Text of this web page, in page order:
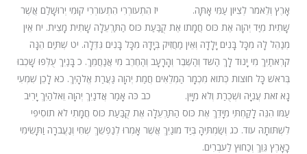
אָרֶץ וְלֵאמֹר לְצִיּוֹן עַמִּי אָתָּה. יז הִתְעוֹרְרִי הִתְעוֹרְרִי קוּמִי יְרוּשָׁלַ͏ִם אֲשֶׁר
שָׁתִית מִיַּד יְהוָה אֶת כּוֹס חֲמָתוֹ אֶת קֻבַּעַת כּוֹס הַתַּרְעֵלָה שָׁתִית מָצִית. יח אֵין
מְנַהֵל לָהּ מִכָּל בָּנִים יָלָדָה וְאֵין מַחֲזִיק בְּיָדָהּ מִכָּל בָּנִים גִּדֵּלָה. יט שְׁתַּיִם הֵנָּה
קֹרְאֹתַיִךְ מִי יָנוּד לָךְ הַשֹּׁד וְהַשֶּׁבֶר וְהָרָעָב וְהַחֶרֶב מִי אֲנַחֲמֵךְ. כ בָּנַיִךְ עֻלְּפוּ שָׁכְבוּ
בְּרֹאשׁ כָּל חוּצוֹת כְּתוֹא מִכְמָר הַמְלֵאִים חֲמַת יְהוָה גַּעֲרַת אֱלֹהָיִךְ. כא לָכֵן שִׁמְעִי
נָא זֹאת עֲנִיָּה וּשְׁכֻרַת וְלֹא מִיָּיִן. כב כֹּה אָמַר אֲדֹנַיִךְ יְהוָה וֵאלֹהַיִךְ יָרִיב
עַמּוֹ הִנֵּה לָקַחְתִּי מִיָּדֵךְ אֶת כּוֹס הַתַּרְעֵלָה אֶת קֻבַּעַת כּוֹס חֲמָתִי לֹא תוֹסִיפִי
לִשְׁתּוֹתָהּ עוֹד. כג וְשַׂמְתִּיהָ בְּיַד מוֹגַיִךְ אֲשֶׁר אָמְרוּ לְנַפְשֵׁךְ שְׁחִי וְנַעֲבֹרָה וַתָּשִׂימִי
כָאָרֶץ גֵּוֵךְ וְכַחוּץ לַעֹבְרִים.